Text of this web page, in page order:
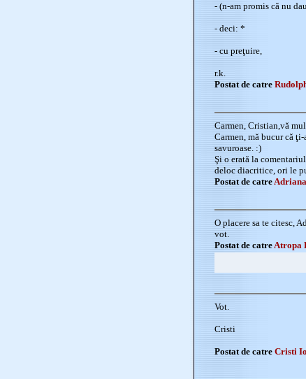
- (n-am promis că nu
- deci: *
- cu preţuire,
r.k.
Postat de catre
Carmen, Cristian,vă
Carmen, mă bucur că
savuroase. :)
Şi o erată la
deloc diacritice, ori le
Postat de catre
O placere sa te citesc,
vot.
Postat de catreAtropa
Vot.
Cristi
Postat de catre Cristi